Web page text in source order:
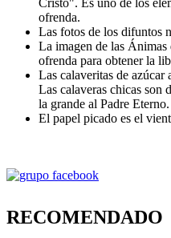
ofrenda.
Las fotos de los difuntos
La imagen de las
ofrenda para obtener la
Las calaveritas de azúcar
Las calaveras chicas son
la grande al Padre Eterno.
El papel picado es el
RECOMENDADO